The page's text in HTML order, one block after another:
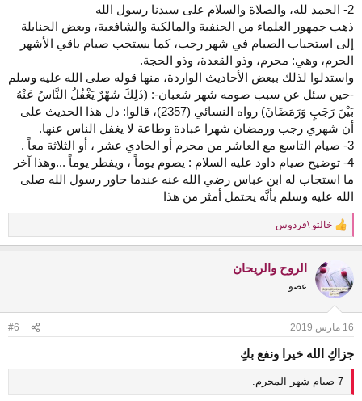
2- الحمد لله، والصلاة والسلام على سيدنا رسول الله
ذهب جمهور العلماء من الحنفية والمالكية والشافعية، وبعض الحنابلة
إلى استحباب الصيام في شهر رجب، كما يستحب صيام باقي الأشهر
الحرم، وهي: محرم، وذو القعدة، وذو الحجة.
واستدلوا لذلك ببعض الأحاديث الواردة، منها قوله صلى الله عليه وسلم
-حين سئل عن سبب صومه شهر شعبان-: (ذَلِكَ شَهْرٌ يَغْفُلُ النَّاسُ عَنْهُ
بَيْنَ رَجَبٍ وَرَمَضَانَ) رواه النسائي (2357)، قالوا: دل هذا الحديث على
أن شهري رجب ورمضان شهرا عبادة وطاعة لا يغفل الناس عنها.
3- صيام التاسع مع العاشر من محرم أو الحادي عشر ، أو الثلاثة معاً .
4- توضيح صيام داود عليه السلام : يصوم يوماً ، ويفطر يوماً ...وهذا آخر
ما استجاب له ابن عباس رضي الله عنه عندما حاور رسول الله صلى
الله عليه وسلم بأنَّه يحتمل أمثر من هذا
R
e
c
t
i
s
خالتو \فردوس
الروح والريحان
عضو
16 مارس 2019 #6
جزا كِ الله خيرا ونفع بكِ
7-صيام شهر المحرم.